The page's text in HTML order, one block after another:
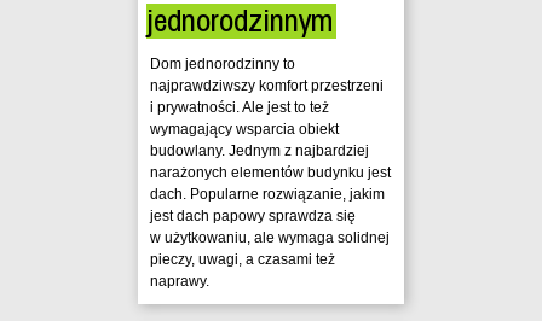
jednorodzinnym
Dom jednorodzinny to
najprawdziwszy komfort przestrzeni
i prywatności. Ale jest to też
wymagający wsparcia obiekt
budowlany. Jednym z najbardziej
narażonych elementów budynku jest
dach. Popularne rozwiązanie, jakim
jest dach papowy sprawdza się
w użytkowaniu, ale wymaga solidnej
pieczy, uwagi, a czasami też
naprawy.